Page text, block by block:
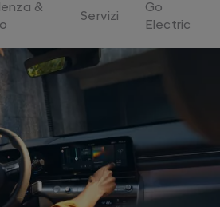
Switzerland
&
Servizi
Go
Electric